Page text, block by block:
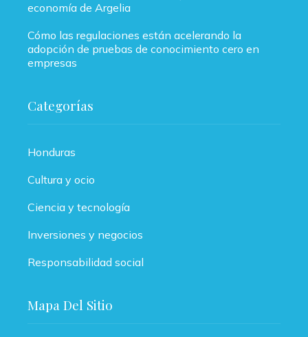
economía de Argelia
Cómo las regulaciones están acelerando la
adopción de pruebas de conocimiento cero en
empresas
Categorías
Honduras
Cultura y ocio
Ciencia y tecnología
Inversiones y negocios
Responsabilidad social
Mapa Del Sitio